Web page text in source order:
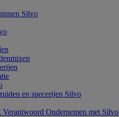
Silvo
en specerijen Silvo
Verantwoord Ondernemen met Silvo